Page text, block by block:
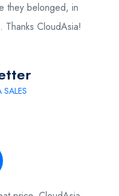
they belonged, in
Thanks CloudAsia!
SALES